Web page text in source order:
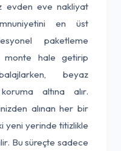
evden eve nakliyat
en üst
paketleme
monte hale getirip
beyaz
koruma altına alır.
alınan her bir
yeni yerinde titizlikle
Bu süreçte sadece